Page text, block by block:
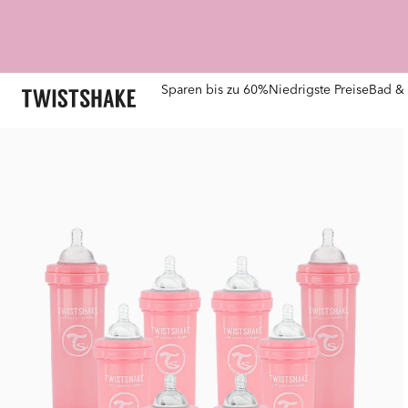
Sparen bis zu 60%Niedrigste PreiseBad